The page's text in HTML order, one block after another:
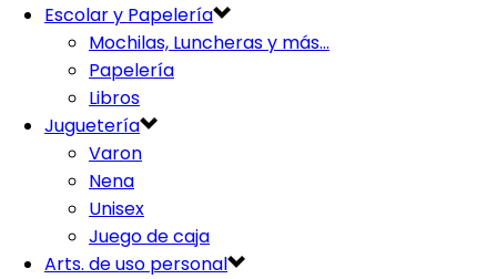
Escolar y Papelería
Mochilas, Luncheras y más…
Papelería
Libros
Juguetería
Varon
Nena
Unisex
Juego de caja
Arts. de uso personal